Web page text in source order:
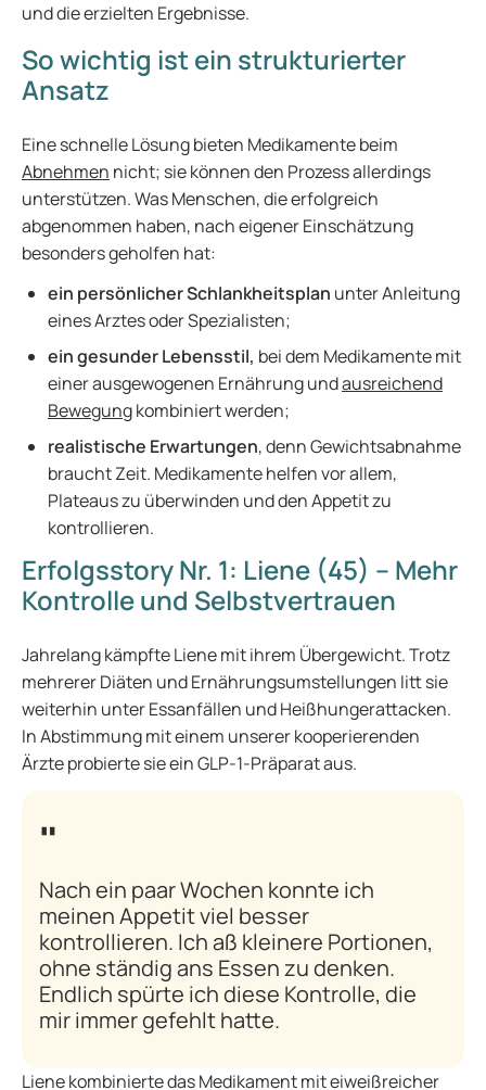
und die erzielten Ergebnisse.
So wichtig ist ein strukturierter
Ansatz
Eine schnelle Lösung bieten Medikamente beim
Abnehmen nicht; sie können den Prozess allerdings
unterstützen. Was Menschen, die erfolgreich
abgenommen haben, nach eigener Einschätzung
besonders geholfen hat:
ein persönlicher Schlankheitsplan unter Anleitung
eines Arztes oder Spezialisten;
ein gesunder Lebensstil, bei dem Medikamente mit
einer ausgewogenen Ernährung undausreichend
Bewegungkombiniert werden;
realistische Erwartungen, denn Gewichtsabnahme
braucht Zeit. Medikamente helfen vor allem,
Plateaus zu überwinden und den Appetit zu
kontrollieren.
Erfolgsstory Nr. 1: Liene (45) – Mehr
Kontrolle und Selbstvertrauen
Jahrelang kämpfte Liene mit ihrem Übergewicht. Trotz
mehrerer Diäten und Ernährungsumstellungen litt sie
weiterhin unter Essanfällen und Heißhungerattacken.
In Abstimmung mit einem unserer kooperierenden
Ärzte probierte sie ein GLP-1-Präparat aus.
Nach ein paar Wochen konnte ich
meinen Appetit viel besser
kontrollieren. Ich aß kleinere Portionen,
ohne ständig ans Essen zu denken.
Endlich spürte ich diese Kontrolle, die
mir immer gefehlt hatte.
Liene kombinierte das Medikament mit eiweißreicher